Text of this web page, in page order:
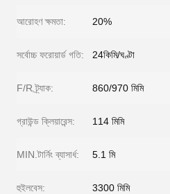
আরোহণ ক্ষমতা: 20%
সর্বোচ্চ ফরোয়ার্ড গতি: 24কিমি/ঘণ্টা
F/R ট্র্যাক: 860/970 মিমি
গ্রাউন্ড ক্লিয়ারেন্স: 114 মিমি
MIN.টার্নিং ব্যাসার্ধ: 5.1 মি
হুইলবেস: 3300 মিমি